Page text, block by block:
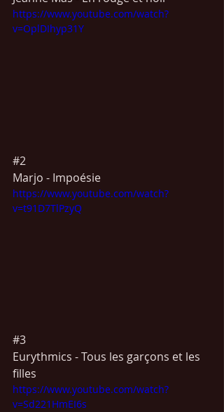
https://www.youtube.com/watch?
v=OplDIhyp31Y
#2
Marjo - Impoésie
https://www.youtube.com/watch?
v=t91D7TlPzyQ
#3
Eurythmics - Tous les garçons et les
filles
https://www.youtube.com/watch?
v=Sd221HmEI6s